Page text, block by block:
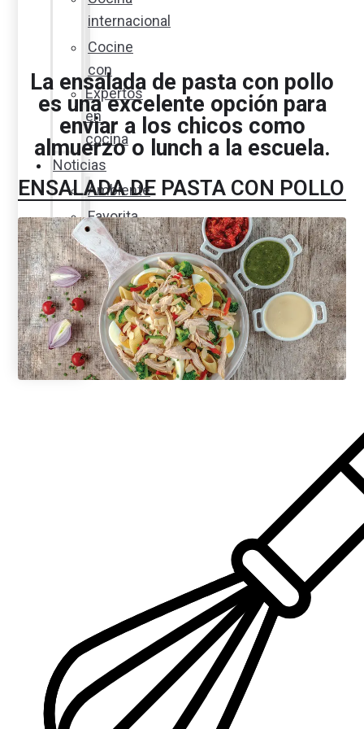
internacional
Cocine
con
Expertos
en
cocina
Noticias
Ambiente
Favorita
en
acción
Corporativo
Emprendimiento
Maxi
Guía
La ensalada de pasta con pollo
es una excelente opción para
enviar a los chicos como
almuerzo o lunch a la escuela.
ENSALADA DE PASTA CON POLLO